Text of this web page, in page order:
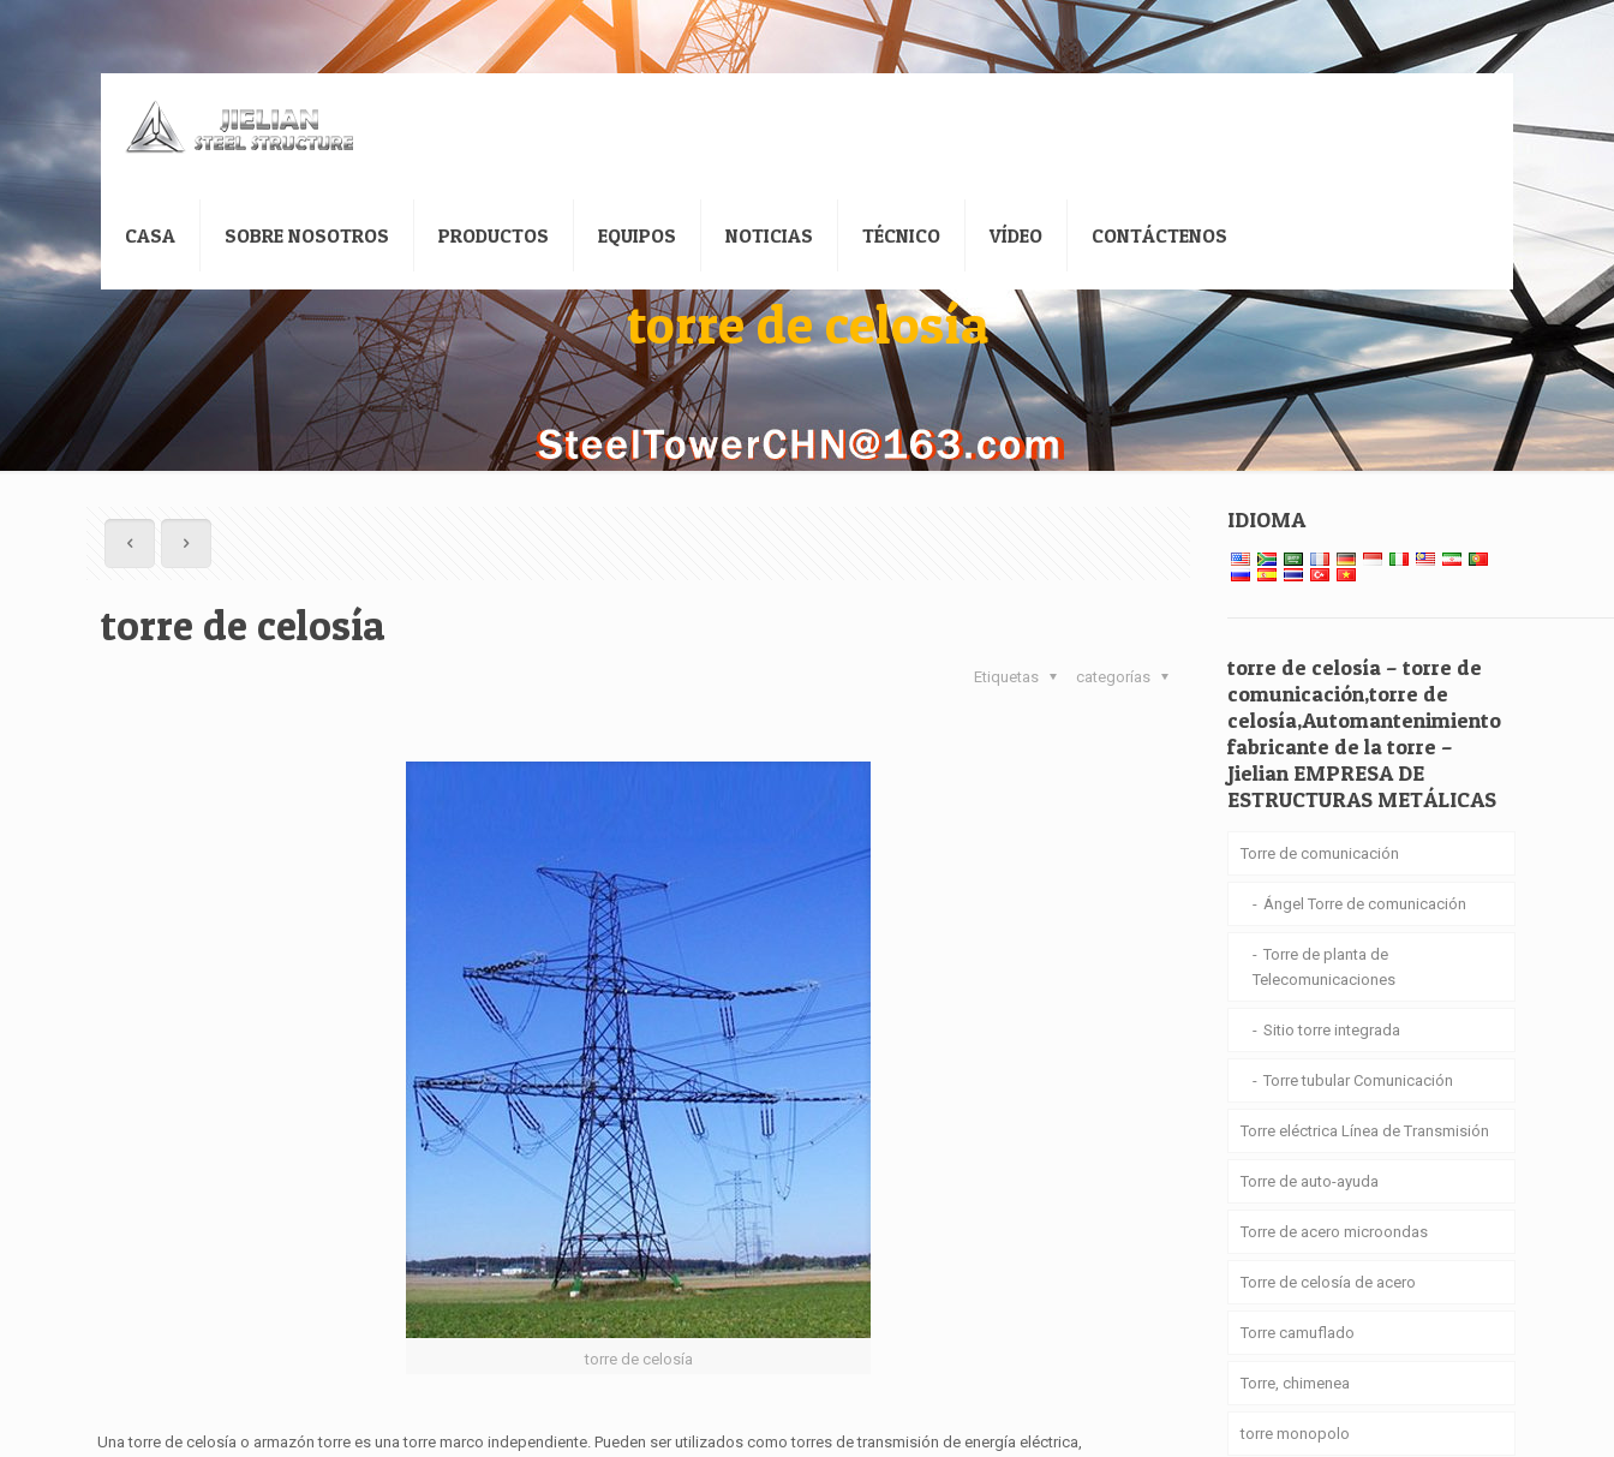
CASA SOBRE NOSOTROS PRODUCTOS EQUIPOS NOTICIAS TÉCNICO VÍDEO CONTÁCTENOS
torre de celosía
torre de celosía
categorías
Etiquetas
torre de celosía
Una torre de celosía o armazón torre es una torre marco independiente. Pueden ser utilizados como torres de transmisión de energía eléctrica,
IDIOMA
torre de celosía – torre de
comunicación,torre de
celosía,Automantenimiento
fabricante de la torre –
Jielian EMPRESA DE
ESTRUCTURAS METÁLICAS
Torre de comunicación
Ángel Torre de comunicación
Torre de planta de
Telecomunicaciones
Sitio torre integrada
Torre tubular Comunicación
Torre eléctrica Línea de Transmisión
Torre de auto-ayuda
Torre de acero microondas
Torre de celosía de acero
Torre camuflado
Torre, chimenea
torre monopolo